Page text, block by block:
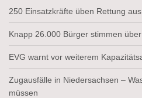
250 Einsatzkräfte üben Rettung
Knapp 26.000 Bürger stimmen
EVG warnt vor weiterem
Zugausfälle in Niedersachsen –
müssen